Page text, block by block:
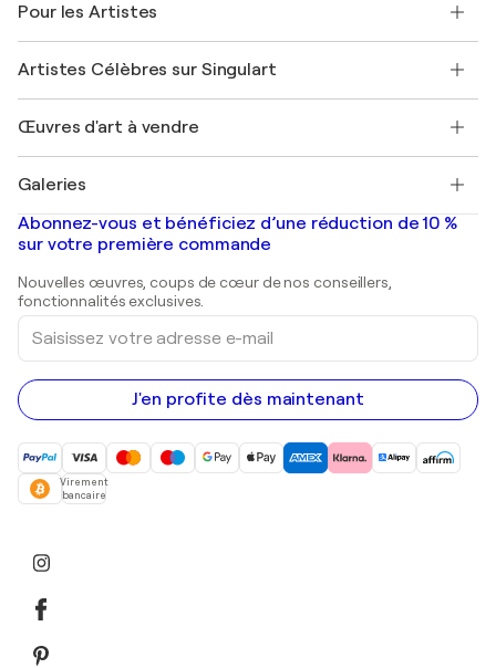
Offrir une carte cadeau
Rejoignez notre programme commercial
Mon compte
+33 1 76 44 06 42
FAQ
Magazine Singulart
Emplois
Découvrez une sélection d'art original
Pour les Artistes
Se connecter en tant qu'Artiste
Artistes Célèbres sur Singulart
Marc Chagall
Banksy
Mr. Brainwash
Shepard Fairey
Œuvres d'art à vendre
Tableaux abstraits à vendre
Peintures de paysage
Estampes
Peintures acryliques
Galeries
Galeries d'art en France
Galeries d'art en Belgique
Abonnez-vous et bénéficiez d’une réduction de 10 %
sur votre première commande
Nouvelles œuvres, coups de cœur de nos conseillers,
fonctionnalités exclusives.
Saisissez
votre
adresse
e-
mail
J'en profite dès maintenant
Virement
bancaire